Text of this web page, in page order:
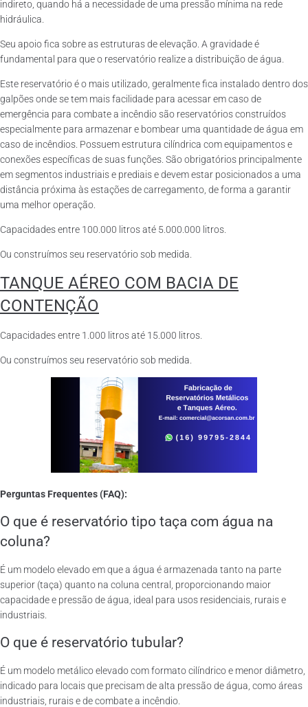
indireto, quando há a necessidade de uma pressão mínima na rede
hidráulica.
Seu apoio fica sobre as estruturas de elevação. A gravidade é
fundamental para que o reservatório realize a distribuição de água.
Este reservatório é o mais utilizado, geralmente fica instalado dentro dos
galpões onde se tem mais facilidade para acessar em caso de
emergência para combate a incêndio são reservatórios construídos
especialmente para armazenar e bombear uma quantidade de água em
caso de incêndios. Possuem estrutura cilíndrica com equipamentos e
conexões específicas de suas funções. São obrigatórios principalmente
em segmentos industriais e prediais e devem estar posicionados a uma
distância próxima às estações de carregamento, de forma a garantir
uma melhor operação.
Capacidades entre 100.000 litros até 5.000.000 litros.
Ou construímos seu reservatório sob medida.
TANQUE AÉREO COM BACIA DE
CONTENÇÃO
Capacidades entre 1.000 litros até 15.000 litros.
Ou construímos seu reservatório sob medida.
Perguntas Frequentes (FAQ):
O que é reservatório tipo taça com água na
coluna?
É um modelo elevado em que a água é armazenada tanto na parte
superior (taça) quanto na coluna central, proporcionando maior
capacidade e pressão de água, ideal para usos residenciais, rurais e
industriais.
O que é reservatório tubular?
É um modelo metálico elevado com formato cilíndrico e menor diâmetro,
indicado para locais que precisam de alta pressão de água, como áreas
industriais, rurais e de combate a incêndio.